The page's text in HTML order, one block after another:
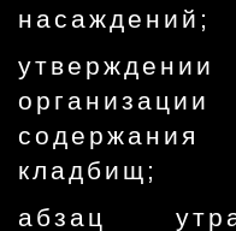
насаждений;
кладбищ;
абзац